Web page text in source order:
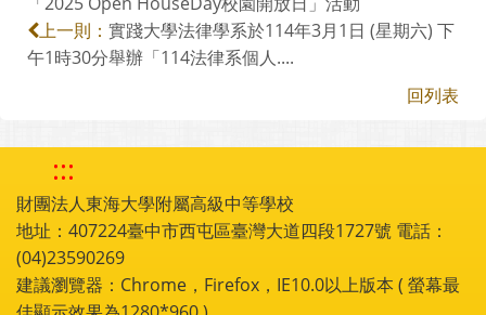
上一則： 實踐大學法律學系於114年3月1日 (星期六) 下
午1時30分舉辦「114法律系個人....
回列表
:::
財團法人東海大學附屬高級中等學校
地址：407224臺中市西屯區臺灣大道四段1727號 電話：
(04)23590269
建議瀏覽器：Chrome，Firefox，IE10.0以上版本 ( 螢幕最